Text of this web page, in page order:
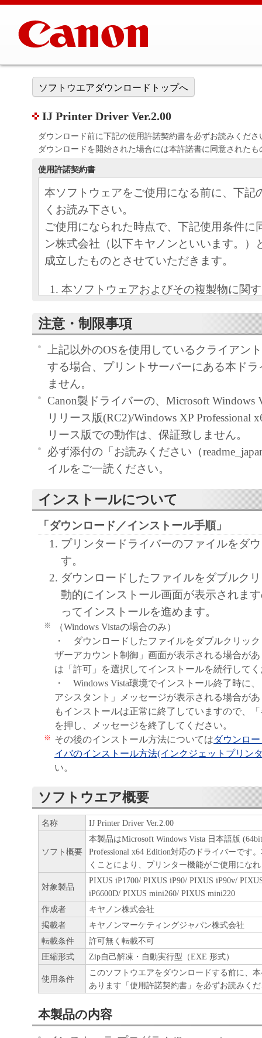
ソフトウエアダウンロードトップへ
IJ Printer Driver Ver.2.00
ダウンロード前に下記の使用許諾契約書を必ずお読みくださ
ダウンロードを開始された場合には本許諾書に同意された
使用許諾契約書
本ソフトウェアをご使用になる前に、下記
くお読み下さい。
ご使用になられた時点で、下記使用条件に
ン株式会社（以下キヤノンといいます。）
成立したものとさせていただきます。
本ソフトウェアおよびその複製物に関
します。
といいます。）に対し、本ソフトウェ
ノン製品を利用する目的で本ソフトウ
独占的権利を許諾します。
ユーザーは、本ソフトウェアの全部ま
改変、リバース・エンジニアリング、
は逆アセンブル等することはできませ
キヤノン、キヤノンマーケティングジ
よびキヤノンのライセンサーは、本ソ
ザーの特定の目的のために適当である
用であること、または本ソフトウェア
と、その他本ソフトウェアに関してい
しません。
キヤノン、キヤノンマーケティングジ
よびキヤノンのライセンサーは、本ソ
に付随または関連して生ずる直接的ま
失、損害等について、いかなる場合に
任を負いません。
ユーザーは、日本国政府または該当国
許可等を得ることなしに、本ソフトウ
一部を、直接または間接に輸出しては
注意・制限事項
上記以外のOSを使用しているクライアン
する場合、プリントサーバーにある本ド
ません。
Canon製ドライバーの、Microsoft Windows
リリース版(RC2)/Windows XP Professional
リース版での動作は、保証致しません。
必ず添付の「お読みください（
イルをご一読ください。
インストールについて
「ダウンロード／インストール手順」
プリンタードライバーのファイルをダ
す。
ダウンロードしたファイルをダブルク
動的にインストール画面が表示されま
ってインストールを進めます。
※
（Windows Vistaの場合のみ）
・ ダウンロードしたファイルをダブルクリッ
ザーアカウント制御」画面が表示される場合が
は「許可」を選択してインストールを続行して
・ Windows Vista環境でインストール終了時に
アシスタント」メッセージが表示される場合が
もインストールは正常に終了していますので、
を押し、メッセージを終了してください。
※ その後のインストール方法についてはダウンロ
イバのインストール方法(インクジェットプリン
い。
ソフトウエア概要
名称 IJ Printer Driver Ver.2.00
ソフト概要
本製品はMicrosoft Windows Vista 日本語版
Professional x64 Edition対応のドライバーです
くことにより、プリンター機能がご使用にな
対象製品
PIXUS iP1700/ PIXUS iP90/ PIXUS iP90v/
iP6600D/ PIXUS mini260/ PIXUS mini220
作成者
キヤノン株式会社
掲載者
キヤノンマーケティングジャパン株式会社
転載条件
許可無く転載不可
圧縮形式
Zip自己解凍・自動実行型（EXE 形式）
使用条件
このソフトウエアをダウンロードする前に、
あります「使用許諾契約書」を必ずお読みく
本製品の内容